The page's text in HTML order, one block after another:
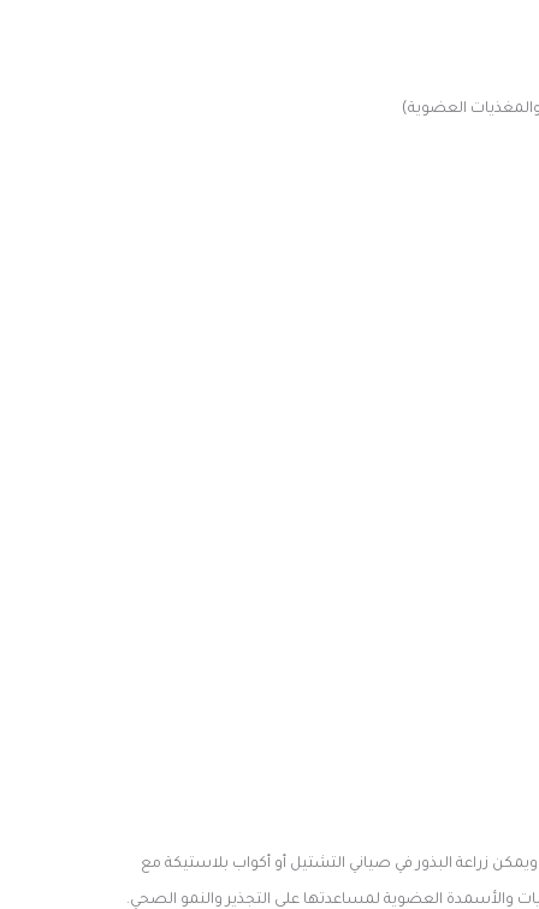
العضوية)
4-6 أسابيع للحصول على حصاد أسرع وأكثر ويجب توفير إضاءة كافية لشتلات بين 8-15 ساعة باليوم ويمكن زراعة البذور في صياني التشتيل أو أكواب بلاستيكة مع
والأسمدة العضوية لمساعدتها على التجذير والنمو الصحي.